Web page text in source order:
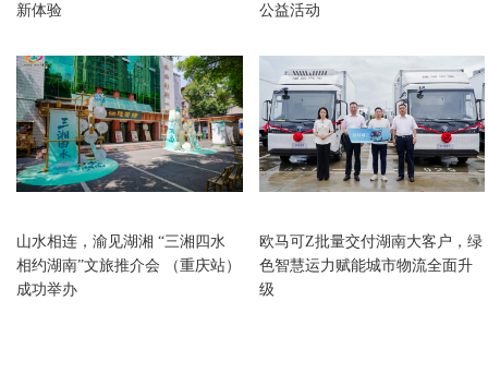
新体验
公益活动
山水相连，渝见湖湘 “三湘四水
相约湖南”文旅推介会 （重庆站）
成功举办
欧马可Z批量交付湖南大客户，绿
色智慧运力赋能城市物流全面升
级